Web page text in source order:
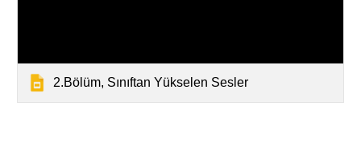
2.Bölüm, Sınıftan Yükselen Sesler